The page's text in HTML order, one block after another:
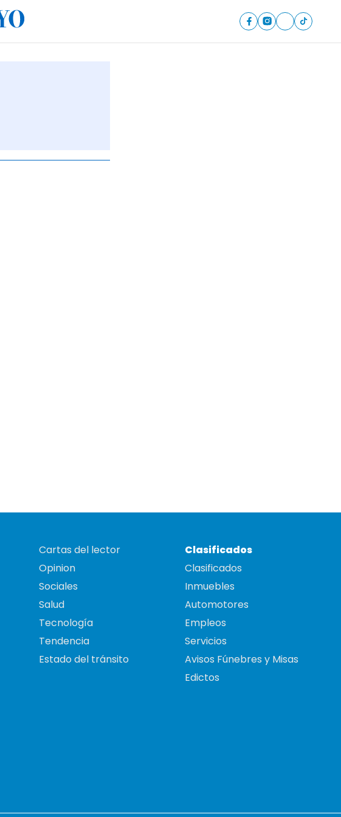
Cartas del lector
Opinion
Sociales
Salud
Tecnología
Tendencia
Estado del tránsito
Clasificados
Clasificados
Inmuebles
Automotores
Empleos
Servicios
Avisos Fúnebres y Misas
Edictos